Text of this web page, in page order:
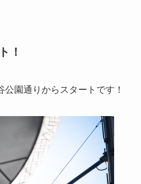
！
公園通りからスタートです！